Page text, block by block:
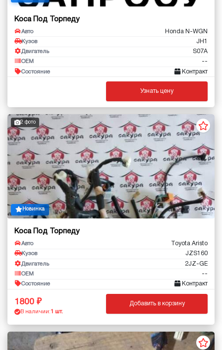
Коса Под Торпеду
Авто Honda N-WGN
Кузов JH1
Двигатель S07A
OEM --
Состояние Контракт
Узнать цену
2 фото
Новинка
Коса Под Торпеду
Авто Toyota Aristo
Кузов JZS160
Двигатель 2JZ-GE
OEM --
Состояние Контракт
1800
В наличии: 1 шт.
Добавить в корзину